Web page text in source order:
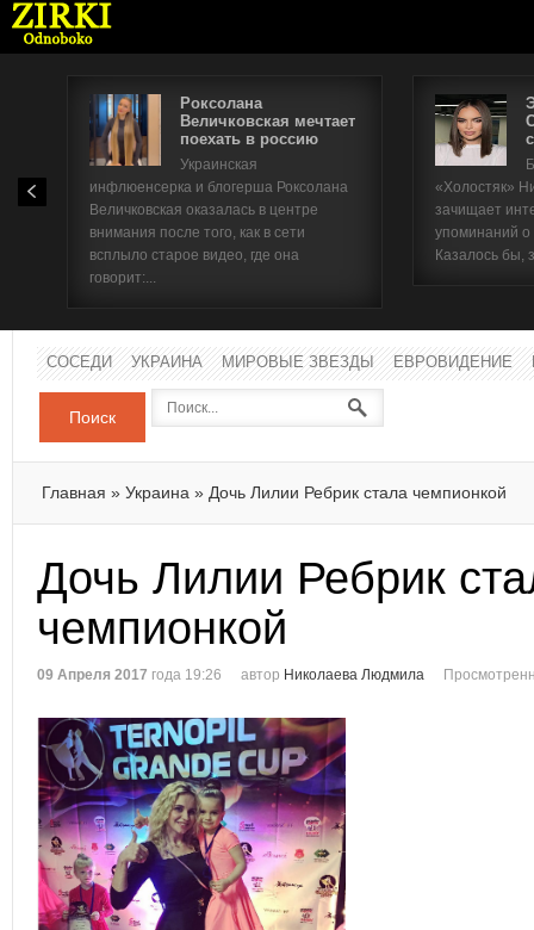
Роксолана
Величковская мечтает
поехать в россию
Украинская
инфлюенсерка и блогерша Роксолана
Величковская оказалась в центре
внимания после того, как в сети
всплыло старое видео, где она
говорит:...
«Холостяк»
зачищает
упоминаний
Казалось бы,
СОСЕДИ УКРАИНА МИРОВЫЕ ЗВЕЗДЫ ЕВРОВИДЕНИЕ
Поиск
Главная » Украина » Дочь Лилии Ребрик стала чемпионкой
Дочь Лилии Ребрик
чемпионкой
09 Апреля 2017 года 19:26 автор Николаева Людмила
Имя